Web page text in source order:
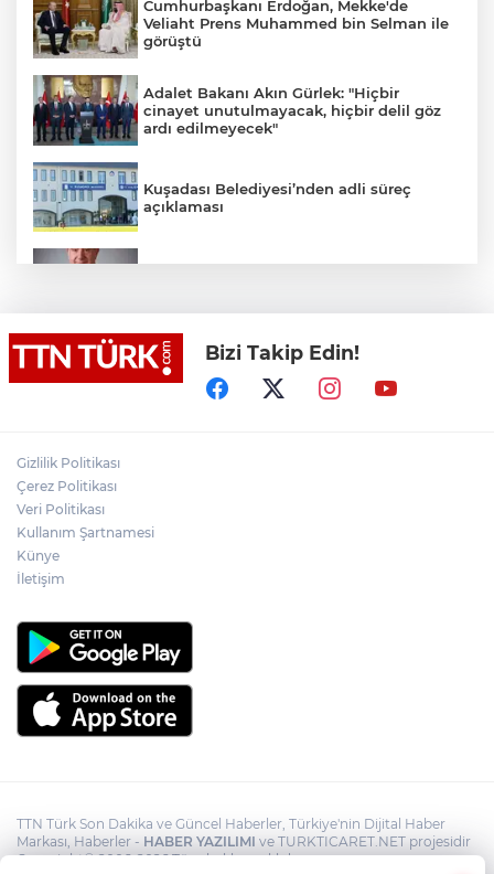
Cumhurbaşkanı Erdoğan, Mekke'de
Veliaht Prens Muhammed bin Selman ile
görüştü
Adalet Bakanı Akın Gürlek: "Hiçbir
cinayet unutulmayacak, hiçbir delil göz
ardı edilmeyecek"
Kuşadası Belediyesi’nden adli süreç
açıklaması
Yeni aldığı motosikletle kaza yapan genç
gözyaşları arasında toprağa verildi
Cumhurbaşkanı Erdoğan, Suudi
Bizi Takip Edin!
Gizlilik Politikası
Çerez Politikası
Veri Politikası
Kullanım Şartnamesi
Künye
İletişim
TTN Türk Son Dakika ve Güncel Haberler, Türkiye'nin Dijital Haber
Markası, Haberler - HABER YAZILIMI ve TURKTICARET.NET projesidir
Copyright© 2006-2026 Tüm hakları saklıdır.